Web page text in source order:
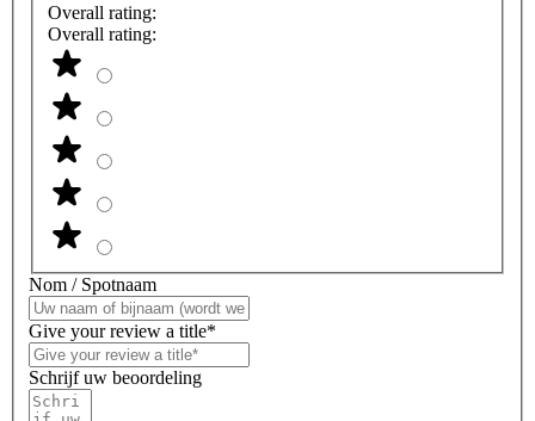
Overall rating:
Overall rating:
Nom / Spotnaam
Give your review a title*
Schrijf uw beoordeling